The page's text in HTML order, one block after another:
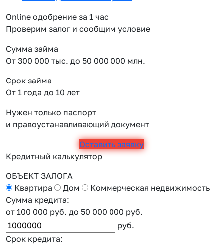
Online одобрение за 1 час
Проверим залог и сообщим условие
Сумма займа
От 300 000 тыс. до 50 000 000 млн.
Срок займа
От 1 года до 10 лет
Нужен только паспорт
и правоустанавливающий документ
Оставить заявку
Кредитный калькулятор
ОБЪЕКТ ЗАЛОГА
Квартира
Дом
Коммерческая недвижимость
Сумма кредита:
от 100 000 руб. до 50 000 000 руб.
руб.
Срок кредита: